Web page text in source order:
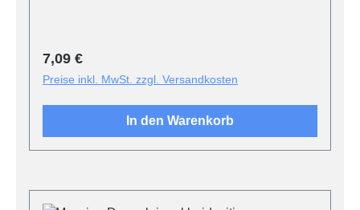
Regulärer Preis:
7,09 €
Preise inkl. MwSt. zzgl. Versandkosten
In den Warenkorb